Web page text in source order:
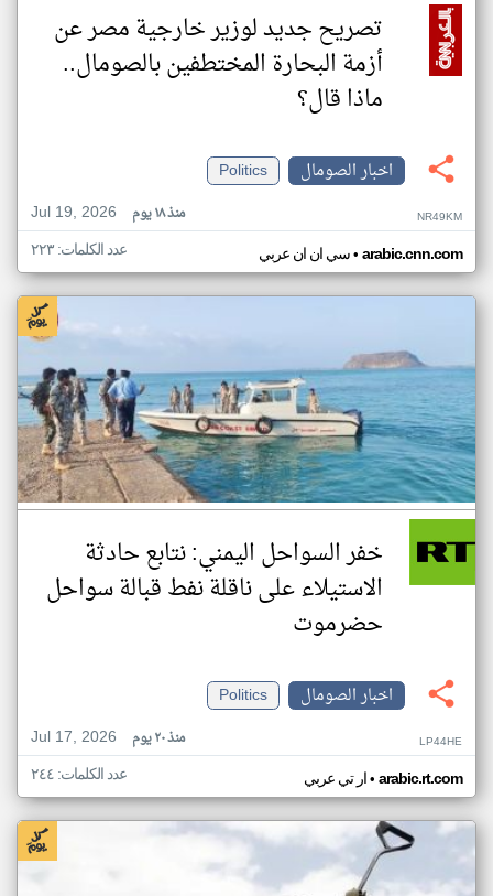
تصريح جديد لوزير خارجية مصر عن
أزمة البحارة المختطفين بالصومال..
ماذا قال؟
اخبار الصومال
Politics
Jul 19, 2026
منذ ١٨ يوم NR49KM
سي ان ان عربي• arabic.cnn.com عدد الكلمات: ٢٢٣
خفر السواحل اليمني: نتابع حادثة
الاستيلاء على ناقلة نفط قبالة سواحل
حضرموت
اخبار الصومال
Politics
Jul 17, 2026
منذ ٢٠ يوم LP44HE
ار تي عربي• arabic.rt.com عدد الكلمات: ٢٤٤